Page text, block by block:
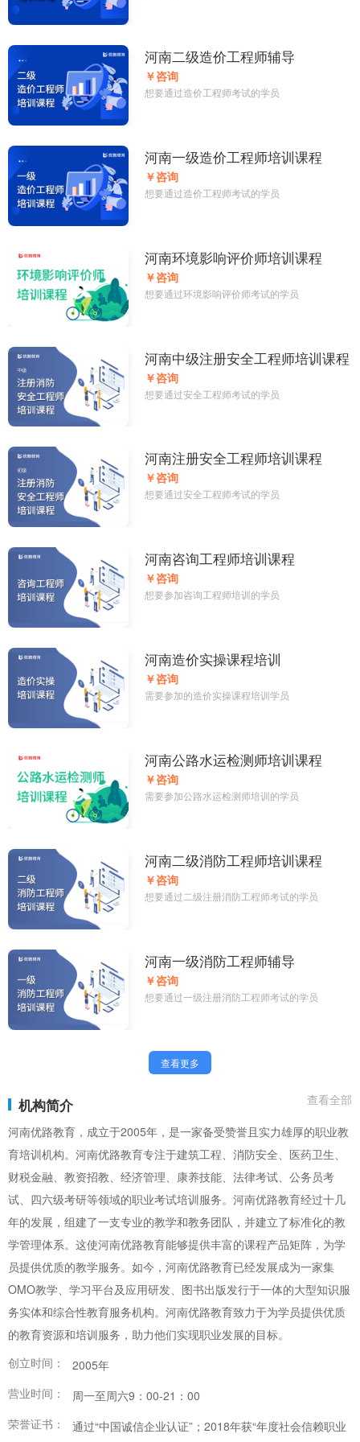
河南二级造价工程师辅导
￥咨询
想要通过造价工程师考试的学员
河南一级造价工程师培训课程
￥咨询
想要通过造价工程师考试的学员
河南环境影响评价师培训课程
￥咨询
想要通过环境影响评价师考试的学员
河南中级注册安全工程师培训课程
￥咨询
想要通过安全工程师考试的学员
河南注册安全工程师培训课程
￥咨询
想要通过安全工程师考试的学员
河南咨询工程师培训课程
￥咨询
想要参加咨询工程师培训的学员
河南造价实操课程培训
￥咨询
需要参加的造价实操课程培训学员
河南公路水运检测师培训课程
￥咨询
需要参加公路水运检测师培训的学员
河南二级消防工程师培训课程
￥咨询
想要通过二级注册消防工程师考试的学员
河南一级消防工程师辅导
￥咨询
想要通过一级注册消防工程师考试的学员
查看更多
机构简介
查看全部
河南优路教育，成立于2005年，是一家备受赞誉且实力雄厚的职业教
育培训机构。河南优路教育专注于建筑工程、消防安全、医药卫生、
财税金融、教资招教、经济管理、康养技能、法律考试、公务员考
试、四六级考研等领域的职业考试培训服务。河南优路教育经过十几
年的发展，组建了一支专业的教学和教务团队，并建立了标准化的教
学管理体系。这使河南优路教育能够提供丰富的课程产品矩阵，为学
员提供优质的教学服务。如今，河南优路教育已经发展成为一家集
OMO教学、学习平台及应用研发、图书出版发行于一体的大型知识服
务实体和综合性教育服务机构。河南优路教育致力于为学员提供优质
的教育资源和培训服务，助力他们实现职业发展的目标。
创立时间：
2005年
营业时间：
周一至周六9：00-21：00
荣誉证书：
通过“中国诚信企业认证”；2018年获“年度社会信赖职业